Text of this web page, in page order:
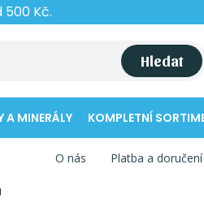
Kč.
Hledat
A MINERÁLY KOMPLETNÍ
O nás Platba a doručení